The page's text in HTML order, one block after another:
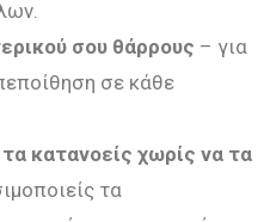
σου θάρρους – για
σε κάθε
κατανοείς χωρίς να τα
τα